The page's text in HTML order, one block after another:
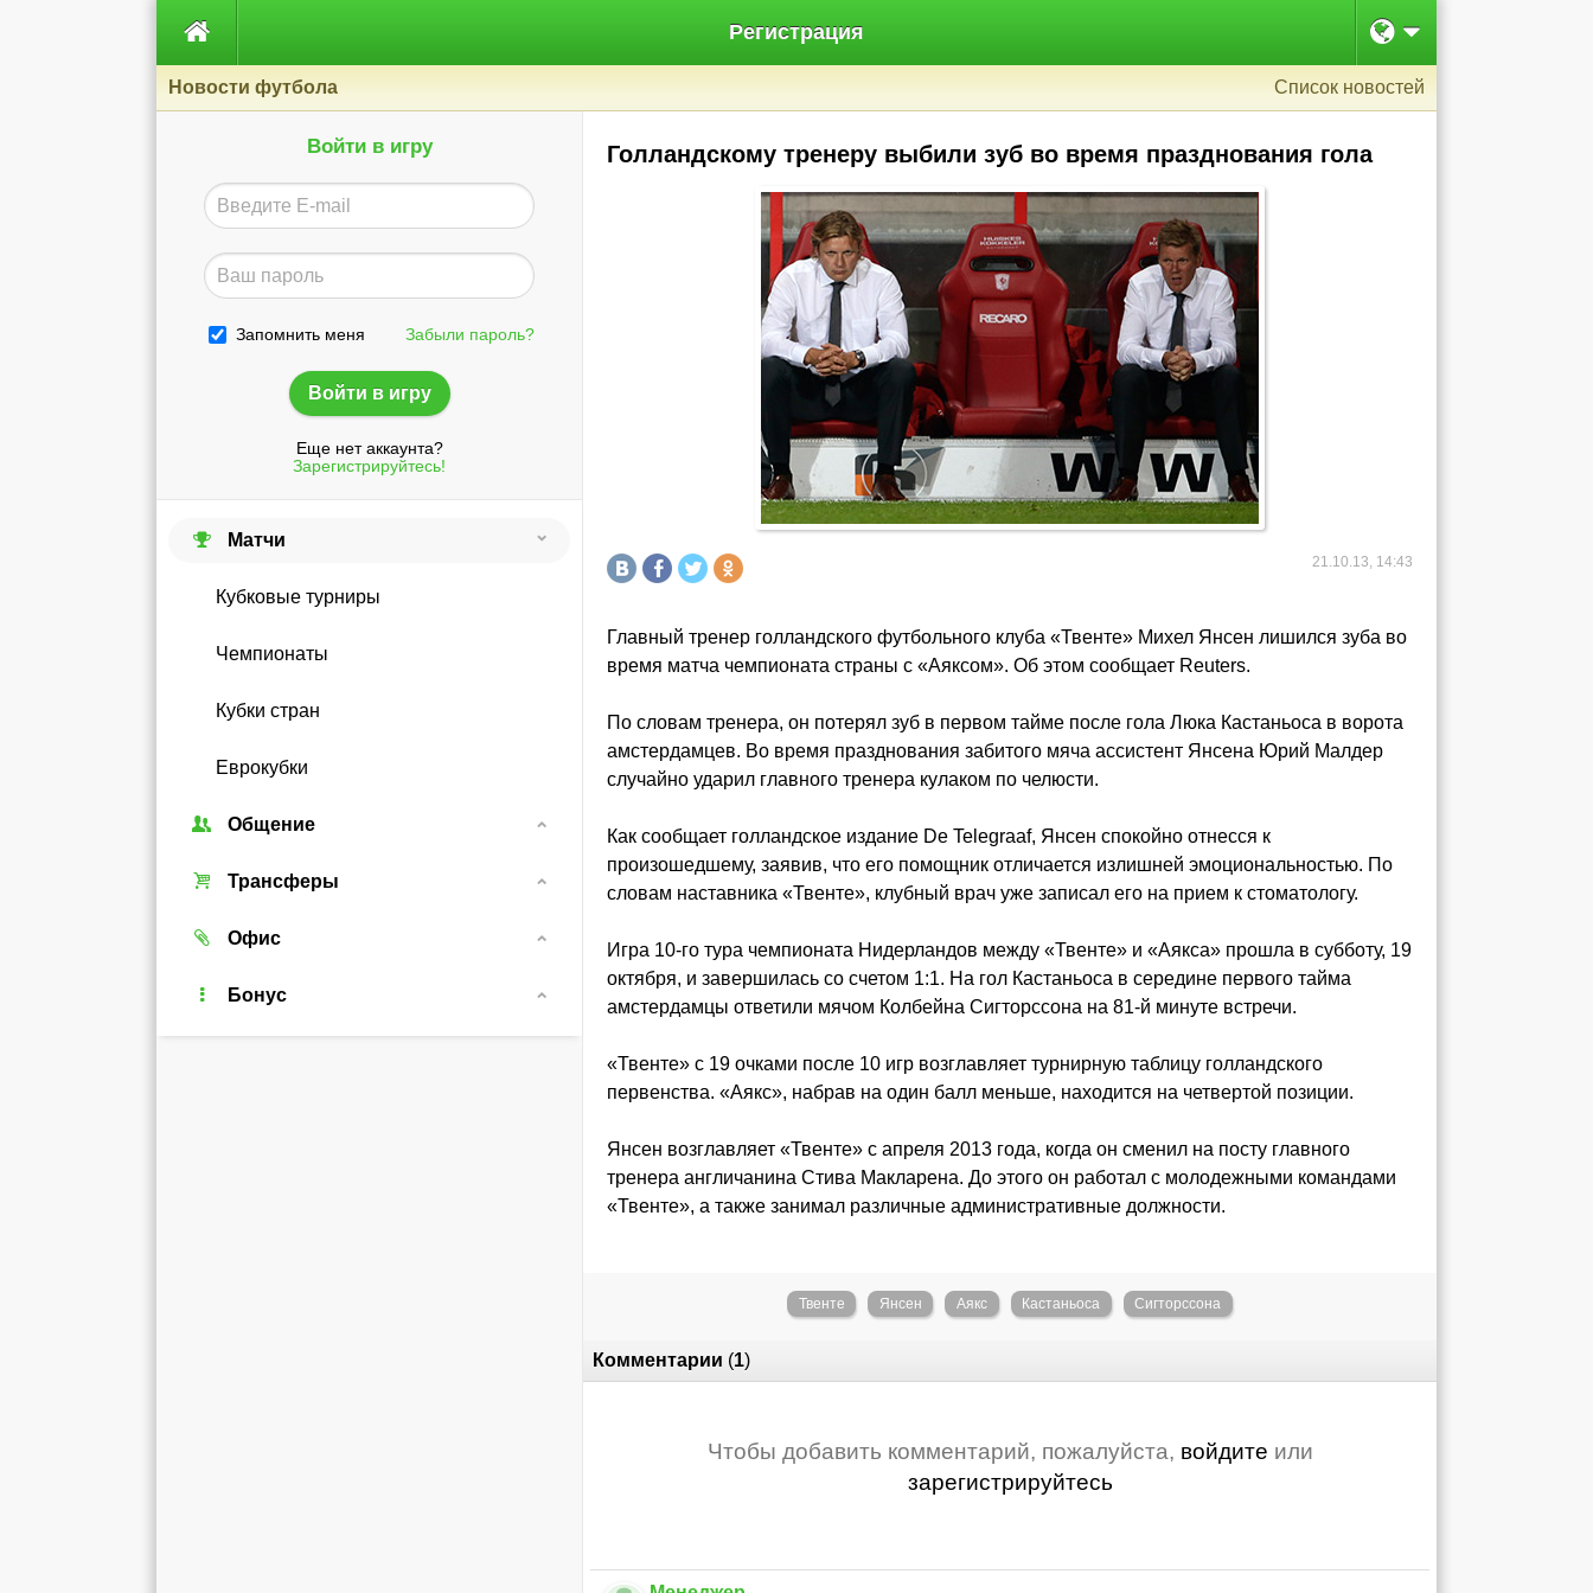
 Регистрация
Новости футбола Список новостей
Войти в игру
Запомнить меня Забыли пароль?
Еще нет аккаунта?
Зарегистрируйтесь!
Матчи
Кубковые турниры
Чемпионаты
Кубки стран
Еврокубки
Общение
Союзы
Форум
Чат
Трансферы
Трансферный рынок
Реальные игроки
Офис
Легенды
Бонус
Голландскому тренеру выбили зуб во время празднования гола
21.10.13, 14:43
Главный тренер голландского футбольного клуба «Твенте» Михел Янсен лишился зуба во
время матча чемпионата страны с «Аяксом». Об этом сообщает Reuters.
По словам тренера, он потерял зуб в первом тайме после гола Люка Кастаньоса в ворота
амстердамцев. Во время празднования забитого мяча ассистент Янсена Юрий Малдер
случайно ударил главного тренера кулаком по челюсти.
Как сообщает голландское издание De Telegraaf, Янсен спокойно отнесся к
произошедшему, заявив, что его помощник отличается излишней эмоциональностью. По
словам наставника «Твенте», клубный врач уже записал его на прием к стоматологу.
Игра 10-го тура чемпионата Нидерландов между «Твенте» и «Аякса» прошла в субботу, 19
октября, и завершилась со счетом 1:1. На гол Кастаньоса в середине первого тайма
амстердамцы ответили мячом Колбейна Сигторссона на 81-й минуте встречи.
«Твенте» с 19 очками после 10 игр возглавляет турнирную таблицу голландского
первенства. «Аякс», набрав на один балл меньше, находится на четвертой позиции.
Янсен возглавляет «Твенте» с апреля 2013 года, когда он сменил на посту главного
тренера англичанина Стива Макларена. До этого он работал с молодежными командами
«Твенте», а также занимал различные административные должности.
Твенте Янсен Аякс Кастаньоса Сигторссона
Комментарии (1)
Чтобы добавить комментарий, пожалуйста, войдите или
зарегистрируйтесь